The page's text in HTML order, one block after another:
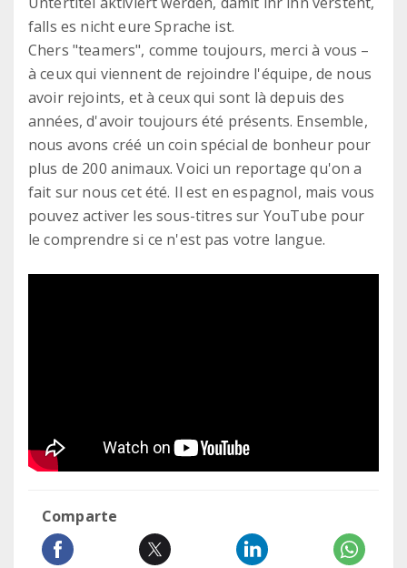
falls es nicht eure Sprache ist.
Chers "teamers", comme toujours, merci à vous –
à ceux qui viennent de rejoindre l'équipe, de nous
avoir rejoints, et à ceux qui sont là depuis des
années, d'avoir toujours été présents. Ensemble,
nous avons créé un coin spécial de bonheur pour
plus de 200 animaux. Voici un reportage qu'on a
fait sur nous cet été. Il est en espagnol, mais vous
pouvez activer les sous-titres sur YouTube pour
le comprendre si ce n'est pas votre langue.
Comparte